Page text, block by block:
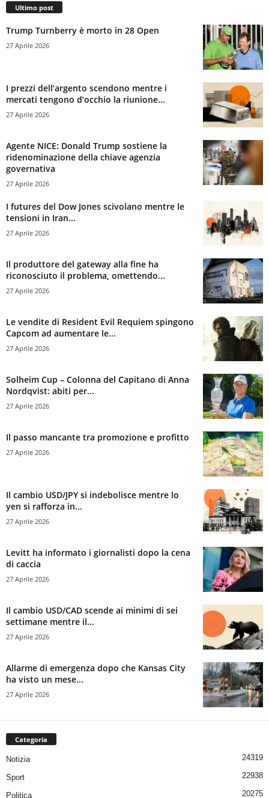
Ultimo post
Trump Turnberry è morto in 28 Open
27 Aprile 2026
I prezzi dell’argento scendono mentre i
mercati tengono d’occhio la riunione...
27 Aprile 2026
Agente NICE: Donald Trump sostiene la
ridenominazione della chiave agenzia
governativa
27 Aprile 2026
I futures del Dow Jones scivolano mentre le
tensioni in Iran...
27 Aprile 2026
Il produttore del gateway alla fine ha
riconosciuto il problema, omettendo...
27 Aprile 2026
Le vendite di Resident Evil Requiem spingono
Capcom ad aumentare le...
27 Aprile 2026
Solheim Cup – Colonna del Capitano di Anna
Nordqvist: abiti per...
27 Aprile 2026
Il passo mancante tra promozione e profitto
27 Aprile 2026
Il cambio USD/JPY si indebolisce mentre lo
yen si rafforza in...
27 Aprile 2026
Levitt ha informato i giornalisti dopo la cena
di caccia
27 Aprile 2026
Il cambio USD/CAD scende ai minimi di sei
settimane mentre il...
27 Aprile 2026
Allarme di emergenza dopo che Kansas City
ha visto un mese...
27 Aprile 2026
Categoria
Notizia 24319
Sport 22938
Politica 20275